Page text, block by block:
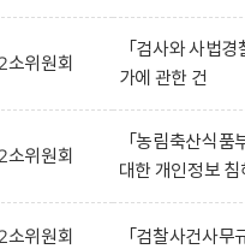
소위원회
「검사와 사법
가에 관한 건
소위원회
「농림축산식
대한 개인정보
소위원회 「검찰사건사